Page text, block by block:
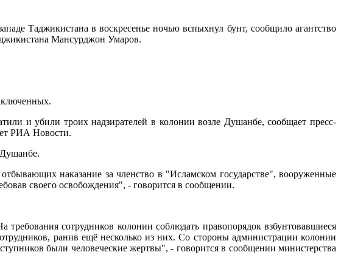
Таджикистана в воскресенье ночью вспыхнул бунт, сообщило агантство
Мансурджон Умаров.
и убили троих надзирателей в колонии возле Душанбе, сообщает пресс-
РИА Новости.
наказание за членство в "Исламском государстве", вооруженные
своего освобождения", - говорится в сообщении.
сотрудников колонии соблюдать правопорядок взбунтовавшиеся
ранив ещё несколько из них. Со стороны администрации колонии
были человеческие жертвы", - говорится в сообщении министерства